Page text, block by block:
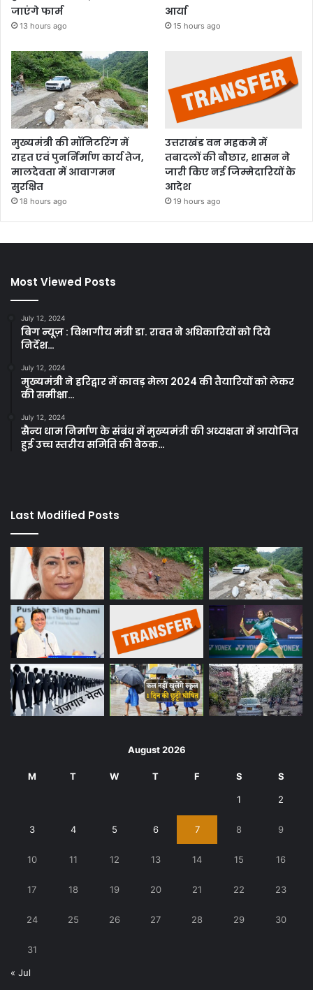
जाएंगे फार्म
13 hours ago
आर्या
15 hours ago
मुख्यमंत्री की मॉनिटरिंग में
राहत एवं पुनर्निर्माण कार्य तेज,
मालदेवता में आवागमन
सुरक्षित
18 hours ago
उत्तराखंड वन महकमे में
तबादलों की बौछार, शासन ने
जारी किए नई जिम्मेदारियों के
आदेश
19 hours ago
Most Viewed Posts
July 12, 2024
बिग न्यूज़ : विभागीय मंत्री डा. रावत ने अधिकारियों को दिये
निर्देश…
July 12, 2024
मुख्यमंत्री ने हरिद्वार में कावड़ मेला 2024 की तैयारियों को लेकर
की समीक्षा…
July 12, 2024
सैन्य धाम निर्माण के संबंध में मुख्यमंत्री की अध्यक्षता में आयोजित
हुई उच्च स्तरीय समिति की बैठक…
Last Modified Posts
August 2026
M T W T F S S
1 2
3 4 5 6 7 8 9
10 11 12 13 14 15 16
17 18 19 20 21 22 23
24 25 26 27 28 29 30
31
« Jul